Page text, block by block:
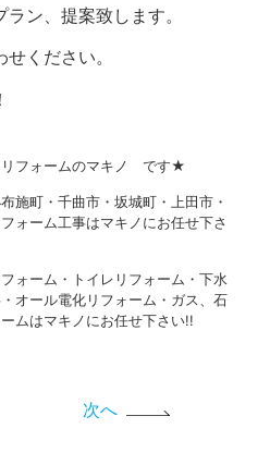
ン、提案致します。
ください。
フォームのマキノ です★
施町・千曲市・坂城町・上田市・
ォーム工事はマキノにお任せ下さ
ォーム・トイレリフォーム・下水
オール電化リフォーム・ガス、石
ムはマキノにお任せ下さい!!
次へ